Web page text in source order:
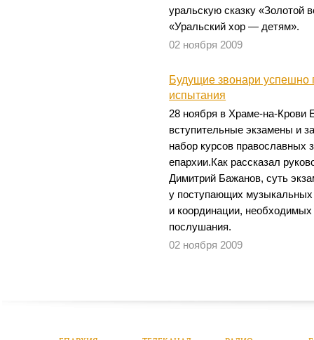
уральскую сказку «Золотой
«Уральский хор — детям».
02 ноября 2009
Будущие звонари успешно
испытания
28 ноября в Храме-на-Крови
вступительные экзамены и
набор курсов православных
епархии.Как рассказал
Димитрий Бажанов, суть
у поступающих музыкальных
и координации,
послушания.
02 ноября 2009